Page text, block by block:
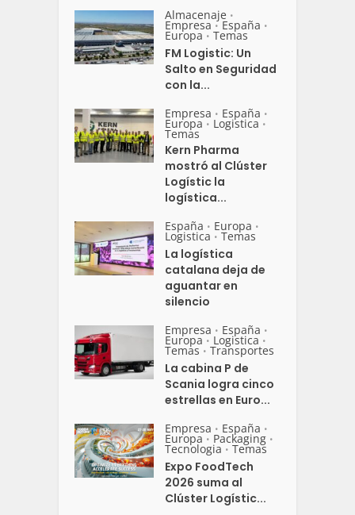
Almacenaje •
Empresa • España •
Europa • Temas
FM Logistic: Un
Salto en Seguridad
con la...
Empresa • España •
Europa • Logistica •
Temas
Kern Pharma
mostró al Clúster
Logístic la
logística...
España • Europa •
Logistica • Temas
La logística
catalana deja de
aguantar en
silencio
Empresa • España •
Europa • Logistica •
Temas • Transportes
La cabina P de
Scania logra cinco
estrellas en Euro...
Empresa • España •
Europa • Packaging •
Tecnologia • Temas
Expo FoodTech
2026 suma al
Clúster Logístic...